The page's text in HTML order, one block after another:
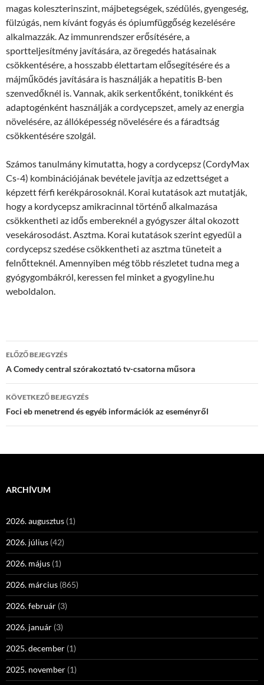
magas koleszterinszint, májbetegségek, szédülés, gyengeség,
fülzúgás, nem kívánt fogyás és ópiumfüggőség kezelésére
alkalmazzák. Az immunrendszer erősítésére, a
sportteljesítmény javítására, az öregedés hatásainak
csökkentésére, a hosszabb élettartam elősegítésére és a
májműködés javítására is használják a hepatitis B-ben
szenvedőknél is. Vannak, akik serkentőként, tonikként és
adaptogénként használják a cordycepszet, amely az energia
növelésére, az állóképesség növelésére és a fáradtság
csökkentésére szolgál.
Számos tanulmány kimutatta, hogy a cordycepsz (CordyMax
Cs-4) kombinációjának bevétele javítja az edzettséget a
képzett férfi kerékpárosoknál. Korai kutatások azt mutatják,
hogy a kordycepsz amikracinnal történő alkalmazása
csökkentheti az idős embereknél a gyógyszer által okozott
vesekárosodást. Asztma. Korai kutatások szerint egyedül a
cordycepsz szedése csökkentheti az asztma tüneteit a
felnőtteknél. Amennyiben még több részletet tudna meg a
gyógygombákról, keressen fel minket a gyogyline.hu
weboldalon.
Bejegyzés
navigáció
ELŐZŐ BEJEGYZÉS
A Comedy central szórakoztató tv-csatorna műsora
KÖVETKEZŐ BEJEGYZÉS
Foci eb menetrend és egyéb információk az eseményről
ARCHÍVUM
2026. augusztus (1)
2026. július (42)
2026. május (1)
2026. március (865)
2026. február (3)
2026. január (3)
2025. december (1)
2025. november (1)